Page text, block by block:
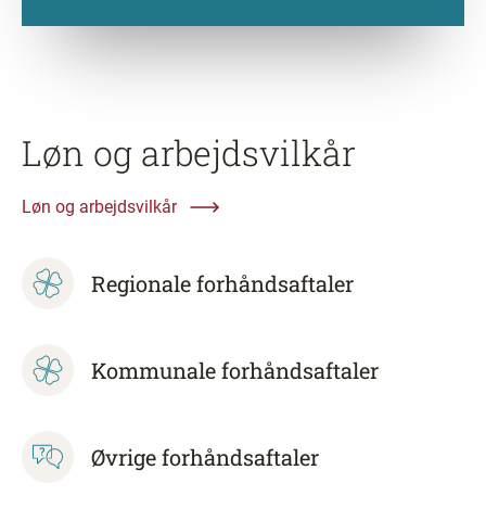
Løn og arbejdsvilkår
Løn og arbejdsvilkår
Regionale forhåndsaftaler
Kommunale forhåndsaftaler
Øvrige forhåndsaftaler